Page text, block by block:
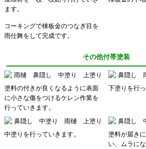
ます。
コーキングで棟板金のつなぎ目を
雨仕舞をして完成です。
その他付帯塗装
塗料の付きが良くなるように表面
に小さな傷をつけるケレン作業を
行っていきます。
下塗りを行
中塗りを行っていきます。
塗料が届き
い、ムラに